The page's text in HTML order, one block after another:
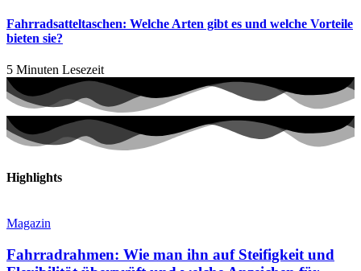
Fahrradsatteltaschen: Welche Arten gibt es und welche Vorteile
bieten sie?
5 Minuten Lesezeit
Highlights
Magazin
Fahrradrahmen: Wie man ihn auf Steifigkeit und